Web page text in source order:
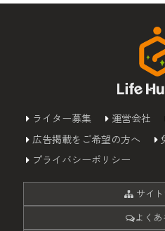
ライター募集 運営会社
広告掲載をご希望の方へ
プライバシーポリシー
サイト
よくあ